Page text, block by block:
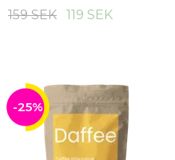
159 SEK
119 SEK
-25%